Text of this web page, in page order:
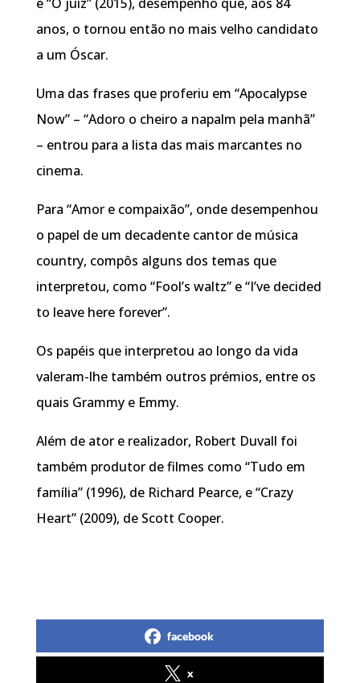
anos, o tornou então no mais velho candidato
a um Óscar.
Uma das frases que proferiu em “Apocalypse
Now” – “Adoro o cheiro a napalm pela manhã”
– entrou para a lista das mais marcantes no
cinema.
Para “Amor e compaixão”, onde desempenhou
o papel de um decadente cantor de música
country, compôs alguns dos temas que
interpretou, como “Fool’s waltz” e “I’ve decided
to leave here forever”.
Os papéis que interpretou ao longo da vida
valeram-lhe também outros prémios, entre os
quais Grammy e Emmy.
Além de ator e realizador, Robert Duvall foi
também produtor de filmes como “Tudo em
família” (1996), de Richard Pearce, e “Crazy
Heart” (2009), de Scott Cooper.
facebook
x